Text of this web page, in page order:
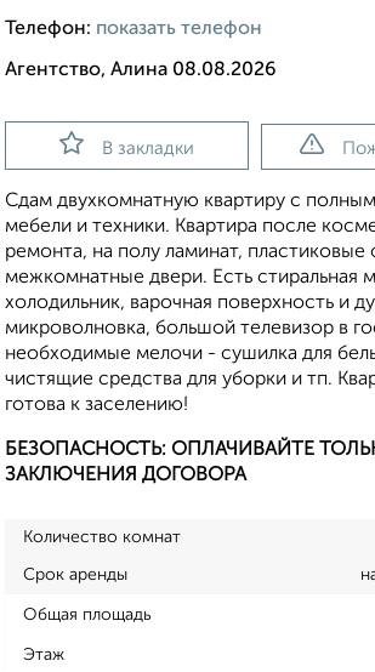
Телефон: показать телефон
Агентство, Алина 08.08.2026
В закладки
Сдам двухкомнатную квартиру с
мебели и техники. Квартира после
ремонта, на полу ламинат, пластиковые
межкомнатные двери. Есть стиральная
холодильник, варочная поверхность и
микроволновка, большой телевизор в
необходимые мелочи - сушилка для
чистящие средства для уборки и тп.
готова к заселению!
БЕЗОПАСНОСТЬ: ОПЛАЧИВАЙТЕ
ЗАКЛЮЧЕНИЯ ДОГОВОРА
Количество комнат
Срок аренды
Общая площадь
Этаж